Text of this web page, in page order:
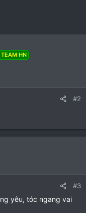
TEAM HN
#2
#3
yêu, tóc ngang vai